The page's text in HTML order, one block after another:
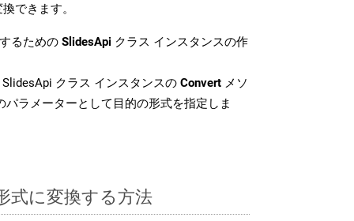
できます。
るための SlidesApi クラス インスタンスの作
クラス インスタンスの Convert メソ
パラメーターとして目的の形式を指定しま
式に変換する方法